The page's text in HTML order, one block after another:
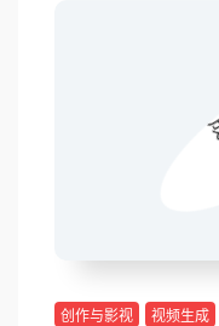
创作与影视 视频生成